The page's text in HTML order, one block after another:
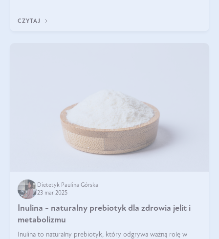
CZYTAJ
Dietetyk Paulina Górska
23 mar 2025
Inulina - naturalny prebiotyk dla zdrowia jelit i
metabolizmu
Inulina to naturalny prebiotyk, który odgrywa ważną rolę w